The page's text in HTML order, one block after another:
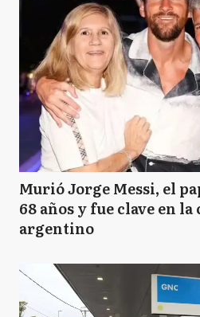
C Chascomús
D Dolores
GA General
GB
GG General
Murió Jorge Messi, el
68 años y fue clave en
argentino